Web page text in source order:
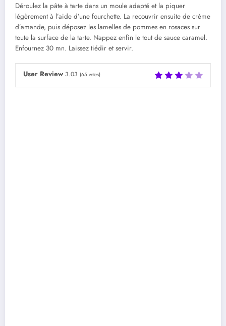
Déroulez la pâte à tarte dans un moule adapté et la piquer
légèrement à l’aide d’une fourchette. La recouvrir ensuite de crème
d’amande, puis déposez les lamelles de pommes en rosaces sur
toute la surface de la tarte. Nappez enfin le tout de sauce caramel.
Enfournez 30 mn. Laissez tiédir et servir.
User Review 3.03 (65 votes)